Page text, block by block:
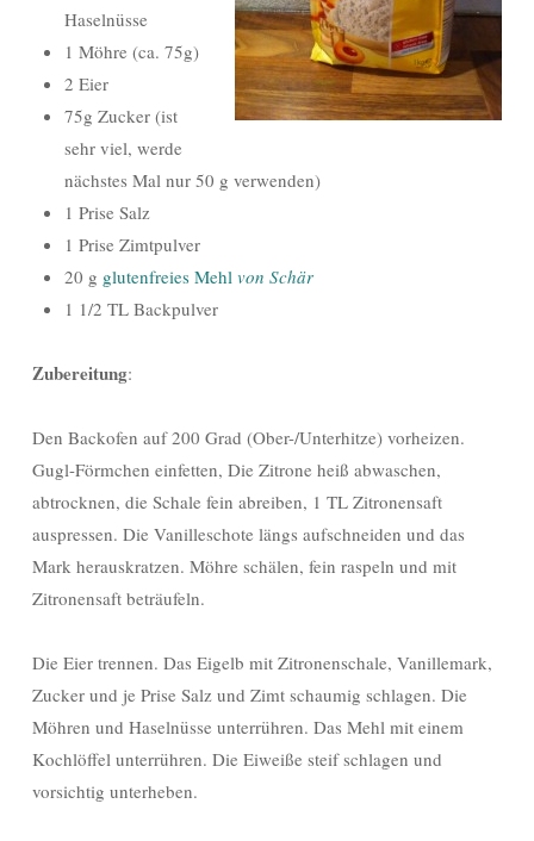
Haselnüsse
1 Möhre (ca. 75g)
2 Eier
75g Zucker (ist
sehr viel, werde
nächstes Mal nur 50 g verwenden)
1 Prise Salz
1 Prise Zimtpulver
20 g glutenfreies Mehl von Schär
1 1/2 TL Backpulver
Zubereitung:
Den Backofen auf 200 Grad (Ober-/Unterhitze) vorheizen.
Gugl-Förmchen einfetten, Die Zitrone heiß abwaschen,
abtrocknen, die Schale fein abreiben, 1 TL Zitronensaft
auspressen. Die Vanilleschote längs aufschneiden und das
Mark herauskratzen. Möhre schälen, fein raspeln und mit
Zitronensaft beträufeln.
Die Eier trennen. Das Eigelb mit Zitronenschale, Vanillemark,
Zucker und je Prise Salz und Zimt schaumig schlagen. Die
Möhren und Haselnüsse unterrühren. Das Mehl mit einem
Kochlöffel unterrühren. Die Eiweiße steif schlagen und
vorsichtig unterheben.